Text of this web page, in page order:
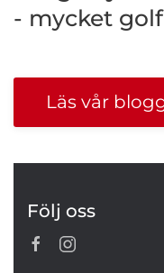
- mycket
Läs vår
Följ oss